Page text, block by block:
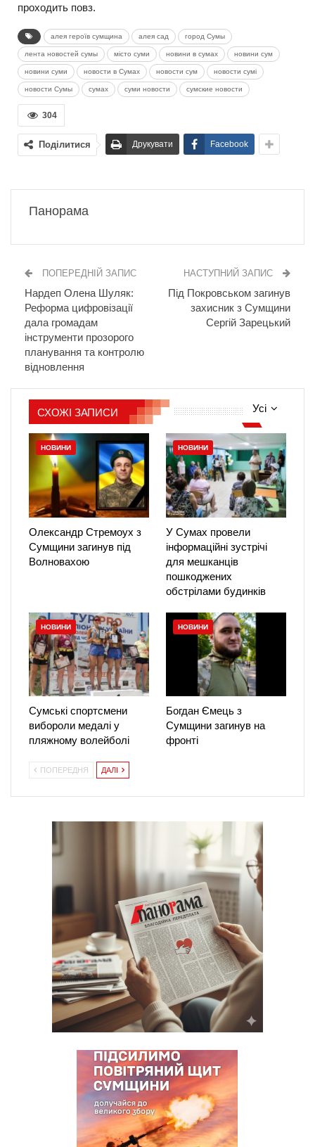
проходить повз.
алея героїв сумщина алея сад город Сумы
лента новостей сумы місто суми новини в сумах новини сум
новини суми новости в Сумах новости сум новости сумі
новости Сумы сумах суми новости сумские новости
304
Поділитися Друкувати Facebook
Панорама
ПОПЕРЕДНІЙ ЗАПИС
Нардеп Олена Шуляк:
Реформа цифровізації
дала громадам
інструменти прозорого
планування та контролю
відновлення
НАСТУПНИЙ ЗАПИС
Під Покровськом загинув
захисник з Сумщини
Сергій Зарецький
Усі
СХОЖІ ЗАПИСИ
НОВИНИ
Олександр Стремоух з
Сумщини загинув під
Волновахою
НОВИНИ
У Сумах провели
інформаційні зустрічі
для мешканців
пошкоджених
обстрілами будинків
НОВИНИ
Сумські спортсмени
вибороли медалі у
пляжному волейболі
НОВИНИ
Богдан Ємець з
Сумщини загинув на
фронті
ПОПЕРЕДНЯ ДАЛІ